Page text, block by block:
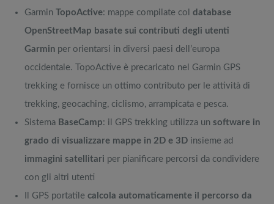
Garmin TopoActive: mappe compilate col database
OpenStreetMap basate sui contributi degli utenti
Garmin per orientarsi in diversi paesi dell’europa
occidentale. TopoActive è precaricato nel Garmin GPS
trekking e fornisce un ottimo contributo per le attività di
trekking, geocaching, ciclismo, arrampicata e pesca.
Sistema BaseCamp: il GPS trekking utilizza un software in
grado di visualizzare mappe in 2D e 3D insieme ad
immagini satellitari per pianificare percorsi da condividere
con gli altri utenti
Il GPS portatile calcola automaticamente il percorso da